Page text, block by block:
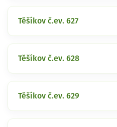
Těšíkov č.ev. 627
Těšíkov č.ev. 628
Těšíkov č.ev. 629